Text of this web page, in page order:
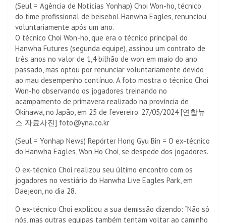
(Seul = Agência de Notícias Yonhap) Choi Won-ho, técnico
do time profissional de beisebol Hanwha Eagles, renunciou
voluntariamente após um ano.
O técnico Choi Won-ho, que era o técnico principal do
Hanwha Futures (segunda equipe), assinou um contrato de
três anos no valor de 1,4 bilhão de won em maio do ano
passado, mas optou por renunciar voluntariamente devido
ao mau desempenho contínuo. A foto mostra o técnico Choi
Won-ho observando os jogadores treinando no
acampamento de primavera realizado na província de
Okinawa, no Japão, em 25 de fevereiro. 27/05/2024 [연합뉴
스 자료사진] foto@yna.co.kr
(Seul = Yonhap News) Repórter Hong Gyu Bin = O ex-técnico
do Hanwha Eagles, Won Ho Choi, se despede dos jogadores.
O ex-técnico Choi realizou seu último encontro com os
jogadores no vestiário do Hanwha Live Eagles Park, em
Daejeon, no dia 28.
O ex-técnico Choi explicou a sua demissão dizendo: “Não só
nós, mas outras equipas também tentam voltar ao caminho